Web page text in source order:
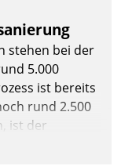
stehen bei der
5.000
ist bereits
rund 2.500
ist der
immens. Im